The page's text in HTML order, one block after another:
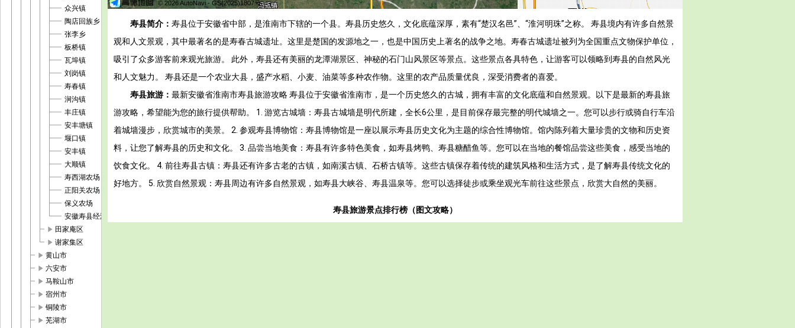
众兴镇
陶店回族乡
张李乡
板桥镇
瓦埠镇
刘岗镇
寿春镇
涧沟镇
丰庄镇
安丰塘镇
堰口镇
安丰镇
大顺镇
寿西湖农场
正阳关农场
保义农场
安徽寿县经济开发区
play_arrow 田家庵区
play_arrow 谢家集区
play_arrow 黄山市
play_arrow 六安市
play_arrow 马鞍山市
play_arrow 宿州市
play_arrow 铜陵市
play_arrow 芜湖市
© 2026 AutoNavi - GS(2025)1807号
寿县简介： 寿县位于安徽省中部，是淮南市下辖的一个县。寿县历史悠久，文化底蕴深厚，素有“楚汉名邑”、“淮河明珠”之称。 寿县境内有许多自然景
观和人文景观，其中最著名的是寿春古城遗址。这里是楚国的发源地之一，也是中国历史上著名的战争之地。寿春古城遗址被列为全国重点文物保护单位，
吸引了众多游客前来观光旅游。 此外，寿县还有美丽的龙潭湖景区、神秘的石门山风景区等景点。这些景点各具特色，让游客可以领略到寿县的自然风光
和人文魅力。 寿县还是一个农业大县，盛产水稻、小麦、油菜等多种农作物。这里的农产品质量优良，深受消费者的喜爱。
寿县旅游： 最新安徽省淮南市寿县旅游攻略 寿县位于安徽省淮南市，是一个历史悠久的古城，拥有丰富的文化底蕴和自然景观。以下是最新的寿县旅
游攻略，希望能为您的旅行提供帮助。 1. 游览古城墙：寿县古城墙是明代所建，全长6公里，是目前保存最完整的明代城墙之一。您可以步行或骑自行车沿
着城墙漫步，欣赏城市的美景。 2. 参观寿县博物馆：寿县博物馆是一座以展示寿县历史文化为主题的综合性博物馆。馆内陈列着大量珍贵的文物和历史资
料，让您了解寿县的历史和文化。 3. 品尝当地美食：寿县有许多特色美食，如寿县烤鸭、寿县糖醋鱼等。您可以在当地的餐馆品尝这些美食，感受当地的
饮食文化。 4. 前往寿县古镇：寿县还有许多古老的古镇，如南溪古镇、石桥古镇等。这些古镇保存着传统的建筑风格和生活方式，是了解寿县传统文化的
好地方。 5. 欣赏自然景观：寿县周边有许多自然景观，如寿县大峡谷、寿县温泉等。您可以选择徒步或乘坐观光车前往这些景点，欣赏大自然的美丽。
寿县旅游景点排行榜（图文攻略）